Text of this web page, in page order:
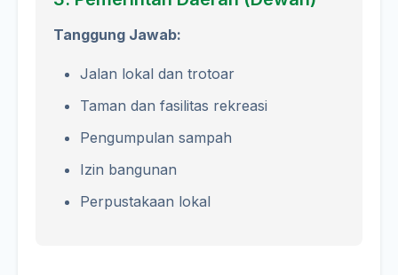
Tanggung Jawab:
Jalan lokal dan trotoar
Taman dan fasilitas rekreasi
Pengumpulan sampah
Izin bangunan
Perpustakaan lokal